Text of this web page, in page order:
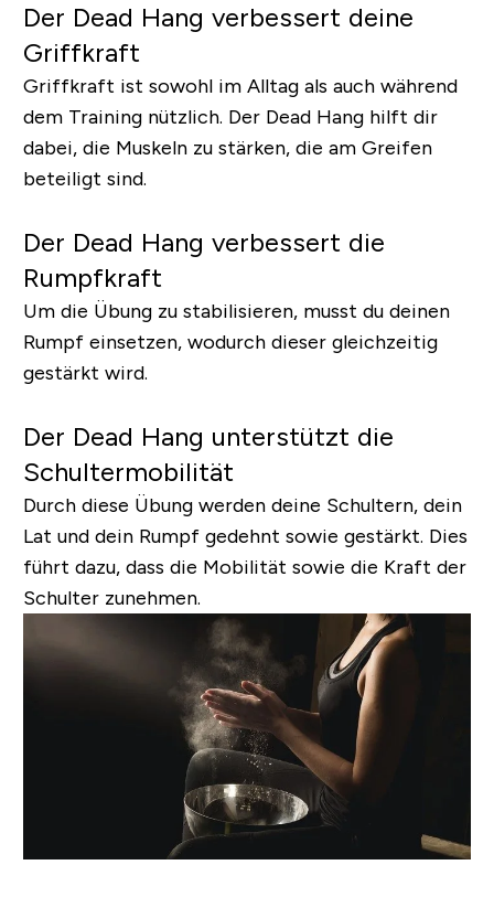
Der Dead Hang verbessert deine
Griffkraft
Griffkraft ist sowohl im Alltag als auch während
dem Training nützlich. Der Dead Hang hilft dir
dabei, die Muskeln zu stärken, die am Greifen
beteiligt sind.
Der Dead Hang verbessert die
Rumpfkraft
Um die Übung zu stabilisieren, musst du deinen
Rumpf einsetzen, wodurch dieser gleichzeitig
gestärkt wird.
Der Dead Hang unterstützt die
Schultermobilität
Durch diese Übung werden deine Schultern, dein
Lat und dein Rumpf gedehnt sowie gestärkt. Dies
führt dazu, dass die Mobilität sowie die Kraft der
Schulter zunehmen.